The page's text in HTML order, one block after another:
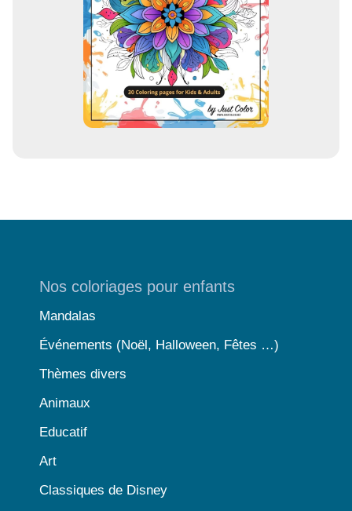
Nos coloriages pour enfants
Mandalas
Événements (Noël, Halloween, Fêtes …)
Thèmes divers
Animaux
Educatif
Art
Classiques de Disney